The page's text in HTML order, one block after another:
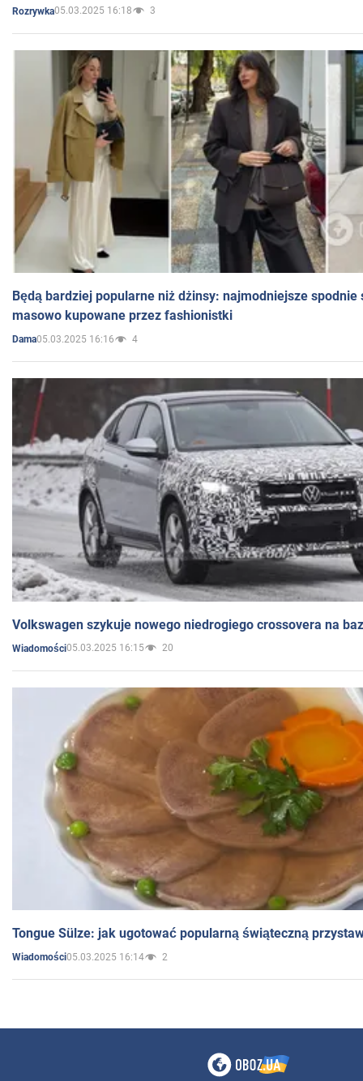
Rozrywka05.03.2025 16:18 3
Będą bardziej popularne niż dżinsy: najmodniejsze spodnie
masowo kupowane przez fashionistki
Dama05.03.2025 16:16 4
Volkswagen szykuje nowego niedrogiego crossovera na
Wiadomości05.03.2025 16:15 20
Tongue Sülze: jak ugotować popularną świąteczną
Wiadomości05.03.2025 16:14 2